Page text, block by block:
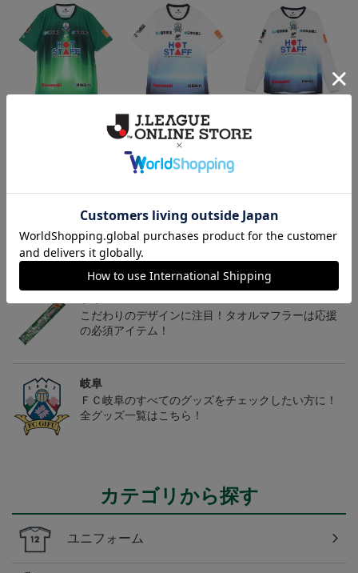
クユニフォーム半袖 FP1s
2026/27 オーセンティッ
クユニフォーム半袖 FP2
nd~岐阜かかみがはら航
空宇宙博物館コラボユニ
フォーム~
13,900円～18,300円
クユニフォーム フィール
ドプレイヤー 2nd 長袖 ~
18,800円～23,200円
岐阜
チームマスコットグッズは、サポーターやファン必
見！今すぐチェックしてみてください！
こだわりのデザインに注目！タオルマフラーは応援
の必須アイテム！
岐阜
ＦＣ岐阜のすべてのグッズをチェックしたい方に！
全グッズ一覧はこちら！
カテゴリから探す
ユニフォーム